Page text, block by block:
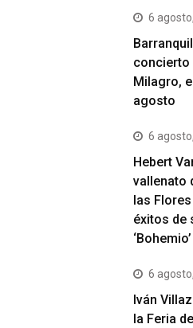
6
concierto
Milagro,
agosto
6
Hebert
vallenato
las
éxitos de
‘Bohemio’
6
Iván
la Feria